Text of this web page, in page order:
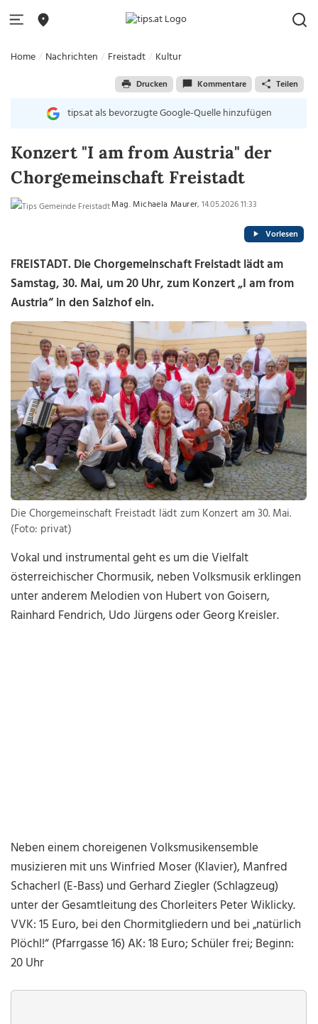
Home Nachrichten Freistadt Kultur
Drucken Kommentare Teilen
tips.at als bevorzugte Google-Quelle hinzufügen
Konzert "I am from Austria" der
Chorgemeinschaft Freistadt
Mag. Michaela Maurer, 14.05.2026 11:33
Vorlesen
FREISTADT. Die Chorgemeinschaft Freistadt lädt am
Samstag, 30. Mai, um 20 Uhr, zum Konzert „I am from
Austria“ in den Salzhof ein.
Die Chorgemeinschaft Freistadt lädt zum Konzert am 30. Mai.
(Foto: privat)
Vokal und instrumental geht es um die Vielfalt
österreichischer Chormusik, neben Volksmusik erklingen
unter anderem Melodien von Hubert von Goisern,
Rainhard Fendrich, Udo Jürgens oder Georg Kreisler.
Neben einem choreigenen Volksmusikensemble
musizieren mit uns Winfried Moser (Klavier), Manfred
Schacherl (E-Bass) und Gerhard Ziegler (Schlagzeug)
unter der Gesamtleitung des Chorleiters Peter Wiklicky.
VVK: 15 Euro, bei den Chormitgliedern und bei „natürlich
Plöchl!“ (Pfarrgasse 16) AK: 18 Euro; Schüler frei; Beginn:
20 Uhr